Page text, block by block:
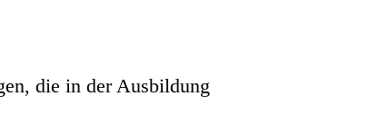
die in der Ausbildung